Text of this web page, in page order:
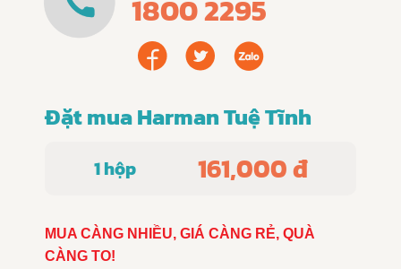
Đặt mua Harman Tuệ Tĩnh
1 hộp 161,000 đ
MUA CÀNG NHIỀU, GIÁ CÀNG RẺ, QUÀ
CÀNG TO!
1800 2295